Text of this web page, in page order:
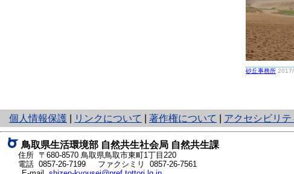
砂丘事務所
個人情報保護
と
り
ネ
ッ
ト
リンクについて 著作権について アクセシビリテ
鳥取県生活環境部 自然共生社会局 自然共生課
住所 〒680-8570 鳥取県鳥取市東町1丁目220
電話 0857-26-7199
ファクシミリ 0857-26-7561